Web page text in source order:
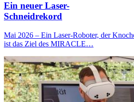
Ein neuer Laser-
Schneidrekord
Mai 2026 – Ein Laser-Roboter, der
ist das Ziel des MIRACLE…